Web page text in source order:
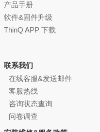
产品手册
软件&固件升级
ThinQ APP 下载
联系我们
在线客服&发送邮件
客服热线
咨询状态查询
问卷调查